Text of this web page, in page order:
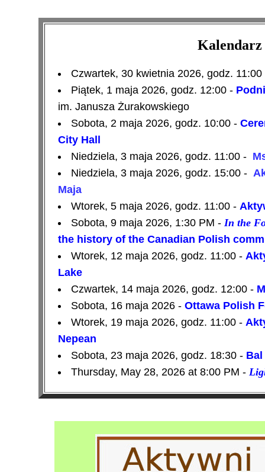
Czwartek, 30 kwietnia 2026, godz.
Piątek, 1 maja 2026, godz. 12:00 -
im. Janusza Żurakowskiego
Sobota, 2 maja 2026, godz. 10:00 -
City Hall
Niedziela, 3 maja 2026, godz. 11:00 -
Niedziela, 3 maja 2026, godz. 15:00 -
Maja
Wtorek, 5 maja 2026, godz. 11:00 -
Sobota, 9 maja 2026, 1:30 PM - In the
the history of the Canadian Polish
Wtorek, 12 maja 2026, godz. 11:00 -
Lake
Czwartek, 14 maja 2026, godz. 12:00 -
Sobota, 16 maja 2026 - Ottawa Polish
Wtorek, 19 maja 2026, godz. 11:00 -
Nepean
Sobota, 23 maja 2026, godz. 18:30 -
Thursday, May 28, 2026 at 8:00 PM -